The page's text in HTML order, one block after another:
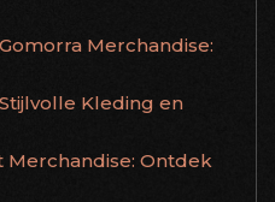
Merchandise:
Kleding en
Ontdek